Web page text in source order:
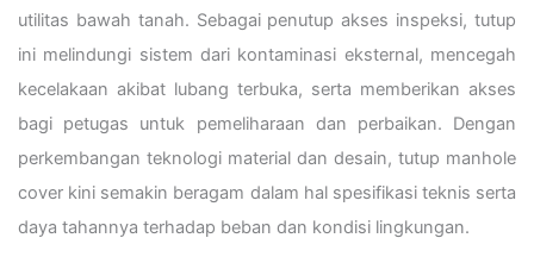
utilitas bawah tanah. Sebagai penutup akses inspeksi, tutup
ini melindungi sistem dari kontaminasi eksternal, mencegah
kecelakaan akibat lubang terbuka, serta memberikan akses
bagi petugas untuk pemeliharaan dan perbaikan. Dengan
perkembangan teknologi material dan desain, tutup manhole
cover kini semakin beragam dalam hal spesifikasi teknis serta
daya tahannya terhadap beban dan kondisi lingkungan.